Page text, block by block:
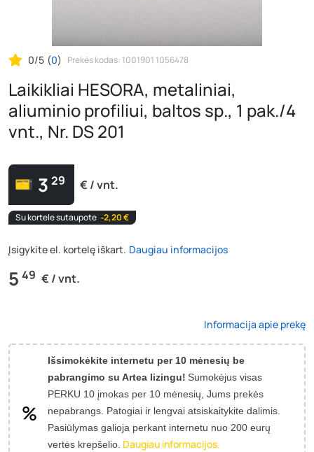
0/5 (0) Prekės kodas: 1001901 1056478
Laikikliai HESORA, metaliniai,
aliuminio profiliui, baltos sp., 1 pak./4
vnt., Nr. DS 201
3 29 € / vnt.
Su kortele sutaupote ‐2,20 €
Įsigykite el. kortelę iškart. Daugiau informacijos
5 49 € / vnt.
Informacija apie prekę
Išsimokėkite internetu per 10 mėnesių be
pabrangimo su Artea lizingu! Sumokėjus visas
PERKU 10 įmokas per 10 mėnesių, Jums prekės
nepabrangs. Patogiai ir lengvai atsiskaitykite dalimis.
Pasiūlymas galioja perkant internetu nuo 200 eurų
vertės krepšelio. Daugiau informacijos.